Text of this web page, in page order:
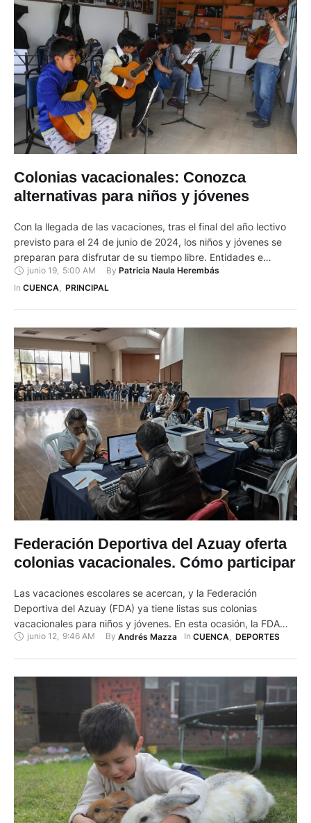
Colonias vacacionales: Conozca
alternativas para niños y jóvenes
Con la llegada de las vacaciones, tras el final del año lectivo
previsto para el 24 de junio de 2024, los niños y jóvenes se
preparan para disfrutar de su tiempo libre. Entidades e
instituciones ofrecen variedad de alternativas para las
colonias vacacionales, que combinan aprendizaje y diversión.
junio 19 5:00 AM By Patricia Naula Herembás
In CUENCA, PRINCIPAL
Federación Deportiva del Azuay oferta
colonias vacacionales. Cómo participar
Las vacaciones escolares se acercan, y la Federación
Deportiva del Azuay (FDA) ya tiene listas sus colonias
vacacionales para niños y jóvenes. En esta ocasión, la FDA
ofertará 21 deportes, los cuales, se practicarán entre el 8 de
junio 12, 9:46 AM By Andrés Mazza In CUENCA DEPORTES